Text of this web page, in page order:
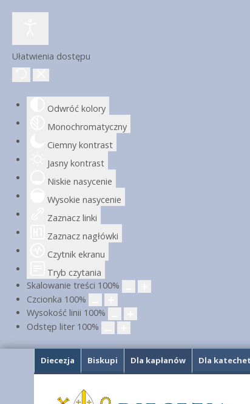
Ułatwienia dostępu
Odwróć kolory
Monochromatyczny
Ciemny kontrast
Jasny kontrast
Niskie nasycenie
Wysokie nasycenie
Zaznacz linki
Zaznacz nagłówki
Czytnik ekranu
Tryb czytania
Skalowanie treści 100%
Czcionka 100%
Wysokość linii 100%
Odstęp liter 100%
Diecezja Biskupi Dla kapłanów Dla